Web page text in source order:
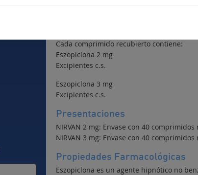
Cada comprimido recubierto contiene:
Eszopiclona 2 mg
Excipientes c.s.
Eszopiclona 3 mg
Excipientes c.s.
Presentaciones
NIRVAN 2 mg: Envase con 40
NIRVAN 3 mg: Envase con 40
Propiedades Farmacológicas
Eszopiclona es un agente hipnótico no